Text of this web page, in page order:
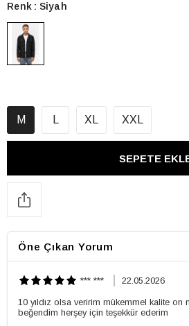
Renk Siyah
M XL XXL
Öne Çıkan Yorum
*** *** 22.05.2026
10 yıldız olsa veririm mükemmel kalite
beğendim herşey için teşekkür ederim